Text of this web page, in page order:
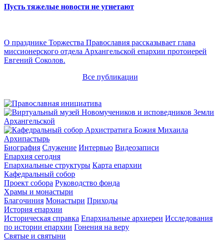
Пусть тяжелые новости не угнетают
О празднике Торжества Православия рассказывает глава
миссионерского отдела Архангельской епархии протоиерей
Евгений Соколов.
Все публикации
Архипастырь
Биография Служение Интервью Видеозаписи
Епархия сегодня
Епархиальные структуры Карта епархии
Кафедральный собор
Проект собора Руководство фонда
Храмы и монастыри
Благочиния Монастыри Приходы
История епархии
Историческая справка Епархиальные архиереи Исследования
по истории епархии Гонения на веру
Святые и святыни